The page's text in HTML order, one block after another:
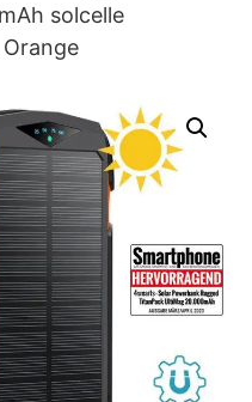
solcelle